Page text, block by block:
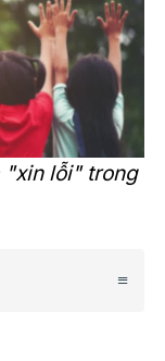
"xin lỗi" trong